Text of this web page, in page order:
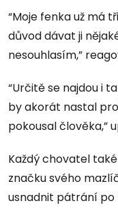
“Moje fenka už má
důvod dávat ji
nesouhlasím,”
“Určitě se najdou i
by akorát nastal
pokousal člověka,”
Každý chovatel
značku svého
usnadnit pátrání po